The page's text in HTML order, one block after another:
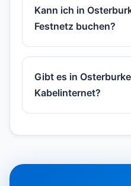
Kann ich in
Festnetz buchen?
Gibt es in
Kabelinternet?